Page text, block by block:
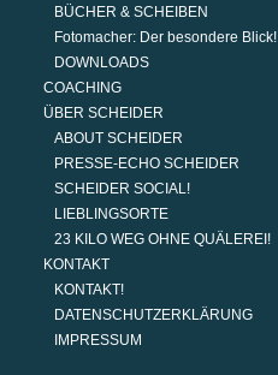
BÜCHER & SCHEIBEN
Fotomacher: Der besondere Blick!
DOWNLOADS
COACHING
ÜBER SCHEIDER
ABOUT SCHEIDER
PRESSE-ECHO SCHEIDER
SCHEIDER SOCIAL!
LIEBLINGSORTE
23 KILO WEG OHNE QUÄLEREI!
KONTAKT
KONTAKT!
DATENSCHUTZERKLÄRUNG
IMPRESSUM